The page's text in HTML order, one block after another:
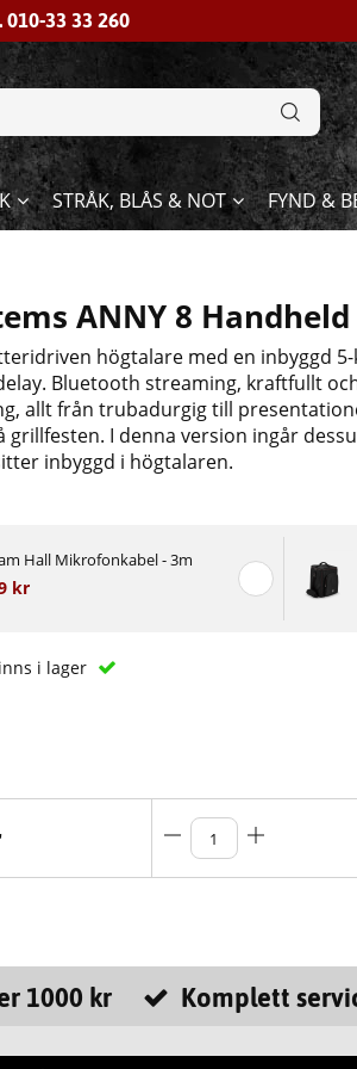
010-33 33 260
STRÅK, BLÅS & NOT FYND &
ANNY 8
högtalare med en inbyggd
Bluetooth streaming, kraftfullt
allt från trubadurgig till
grillfesten. I denna version ingår
inbyggd i högtalaren.
Hall Mikrofonkabel - 3m
kr
i lager
1000 kr Komplett